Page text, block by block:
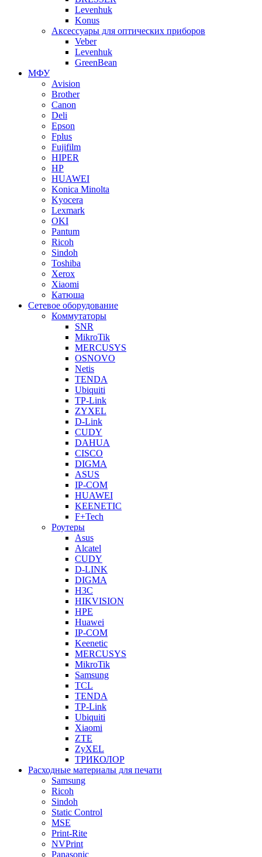
Levenhuk
Konus
Аксессуары для оптических приборов
Veber
Levenhuk
GreenBean
МФУ
Avision
Brother
Canon
Deli
Epson
Fplus
Fujifilm
HIPER
HP
HUAWEI
Konica Minolta
Kyocera
Lexmark
OKI
Pantum
Ricoh
Sindoh
Toshiba
Xerox
Xiaomi
Катюша
Сетевое оборудование
Коммутаторы
SNR
MikroTik
MERCUSYS
OSNOVO
Netis
TENDA
Ubiquiti
TP-Link
ZYXEL
D-Link
CUDY
DAHUA
CISCO
DIGMA
ASUS
IP-COM
HUAWEI
KEENETIC
F+Tech
Роутеры
Asus
Alcatel
CUDY
D-LINK
DIGMA
H3C
HIKVISION
HPE
Huawei
IP-COM
Keenetic
MERCUSYS
MikroTik
Samsung
TCL
TENDA
TP-Link
Ubiquiti
Xiaomi
ZTE
ZyXEL
ТРИКОЛОР
Расходные материалы для печати
Samsung
Ricoh
Sindoh
Static Control
MSE
Print-Rite
NVPrint
Panasonic